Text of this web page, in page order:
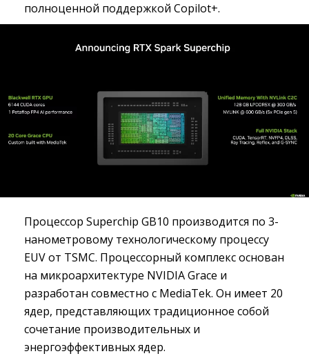
полноценной поддержкой Copilot+.
Процессор Superchip GB10 производится по 3-
нанометровому технологическому процессу
EUV от TSMC. Процессорный комплекс основан
на микроархитектуре NVIDIA Grace и
разработан совместно с MediaTek. Он имеет 20
ядер, представляющих традиционное собой
сочетание производительных и
энергоэффективных ядер.